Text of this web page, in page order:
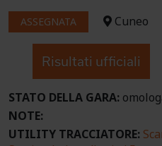
ASSEGNATA Cuneo
Risultati ufficiali
STATO DELLA GARA:
NOTE:
UTILITY TRACCIATORE: